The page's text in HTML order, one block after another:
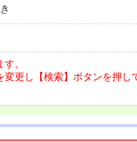
。
更し【検索】ボタンを押し